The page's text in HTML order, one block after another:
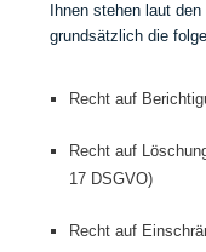
Ihnen stehen laut
grundsätzlich die
Recht auf
Recht auf
17 DSGVO)
Recht auf